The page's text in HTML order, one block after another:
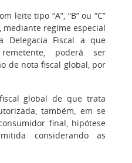
leite tipo “A”, “B” ou “C”
regime especial
Delegacia Fiscal a que
poderá ser
de nota fiscal global, por
global de que trata
também, em se
final, hipótese
considerando as